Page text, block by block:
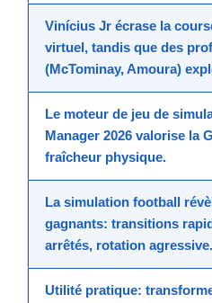
Vinícius Jr écrase la
virtuel, tandis que des
(McTominay, Amoura)
Le moteur de jeu de
Manager 2026 valorise la
fraîcheur physique.
Lasimulation football
gagnants: transitions
arrêtés, rotation agressive.
Utilité pratique: